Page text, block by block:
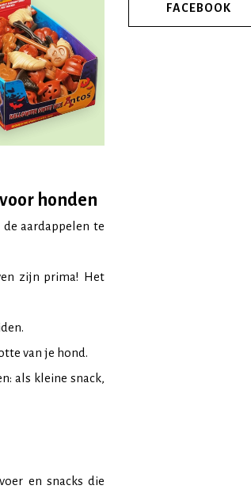
honden
aardappelen te
zijn prima! Het
van je hond.
als kleine snack,
en snacks die
FACEBOOK